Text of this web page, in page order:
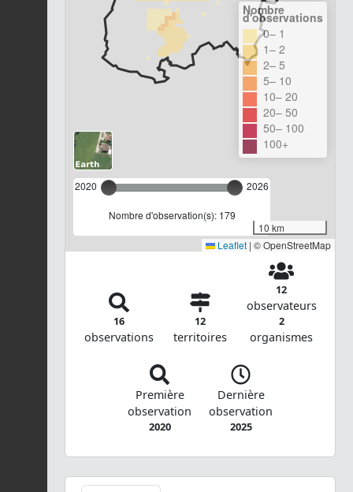
2020 2026
Nombre d'observation(s): 179
Nombre
d'observations
0– 1
1– 2
2– 5
5– 10
10– 20
20– 50
50– 100
100+
10 km
Leaflet | © OpenStreetMap
16
observations
12
territoires
12
observateurs
2
organismes
Première
observation
2020
Dernière
observation
2025